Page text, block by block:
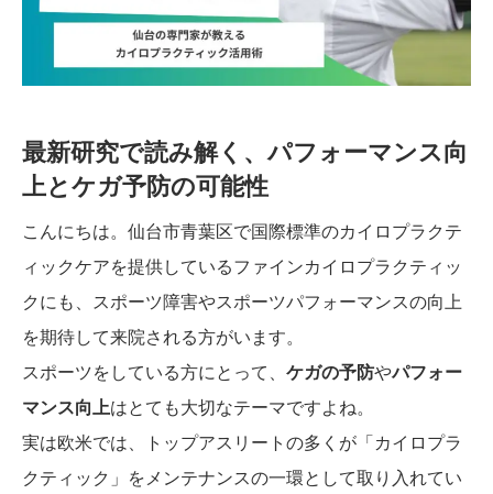
最新研究で読み解く、パフォーマンス向
上とケガ予防の可能性
こんにちは。仙台市青葉区で国際標準のカイロプラクテ
ィックケアを提供しているファインカイロプラクティッ
クにも、スポーツ障害やスポーツパフォーマンスの向上
を期待して来院される方がいます。
スポーツをしている方にとって、 ケガの予防やパフォー
マンス向上はとても大切なテーマですよね。
実は欧米では、トップアスリートの多くが「カイロプラ
クティック」をメンテナンスの一環として取り入れてい